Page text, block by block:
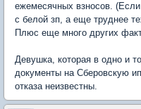
ежемесячных взносов.
с белой зп, а еще труднее
Плюс еще много других
Девушка, которая в одно и
документы на Сберовскую
отказа неизвестны.